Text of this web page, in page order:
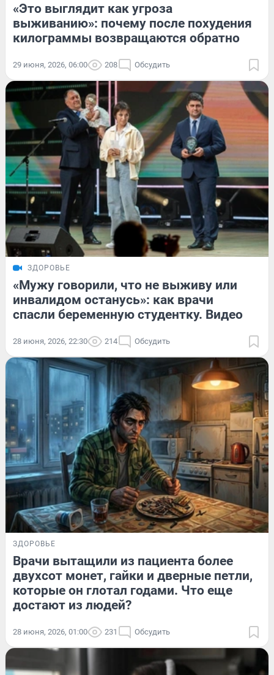
«Это выглядит как угроза
выживанию»: почему после похудения
килограммы возвращаются обратно
29 июня, 2026, 06:00 208 Обсудить
ЗДОРОВЬЕ
«Мужу говорили, что не выживу или
инвалидом останусь»: как врачи
спасли беременную студентку. Видео
28 июня, 2026, 22:30 214 Обсудить
ЗДОРОВЬЕ
Врачи вытащили из пациента более
двухсот монет, гайки и дверные петли,
которые он глотал годами. Что еще
достают из людей?
28 июня, 2026, 01:00 231 Обсудить